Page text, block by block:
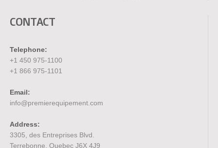
CONTACT
Telephone:
+1 450 975-1100
+1 866 975-1101
Email:
info@premierequipement.com
Address:
3305, des Entreprises Blvd.
Terrebonne, Quebec J6X 4J9